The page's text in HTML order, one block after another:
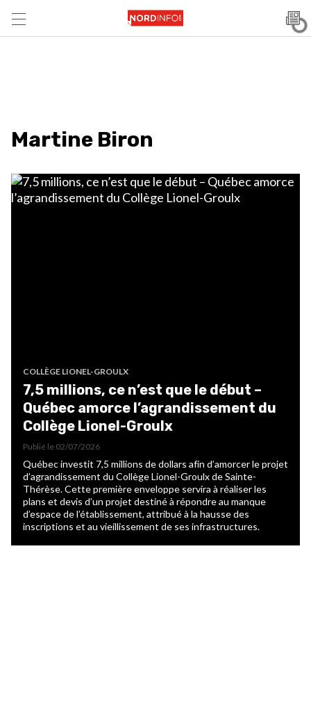
Martine Biron
COLLÈGE LIONEL-GROULX
7,5 millions, ce n’est que le début –
Québec amorce l’agrandissement du
Collège Lionel-Groulx
Publié le 02/07/2026
Québec investit 7,5 millions de dollars afin d’amorcer le projet
d’agrandissement du Collège Lionel-Groulx de Sainte-
Thérèse. Cette première enveloppe servira à réaliser les
plans et devis d’un projet destiné à répondre au manque
d’espace de l’établissement, attribué à la hausse des
inscriptions et au vieillissement de ses infrastructures.